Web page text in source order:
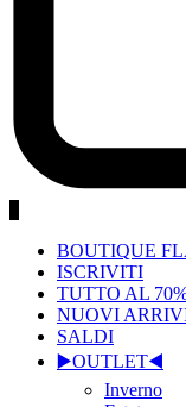
BOUTIQUE
ISCRIVITI
TUTTO AL
NUOVI
SALDI
▶️OUTLET◀️
Inverno